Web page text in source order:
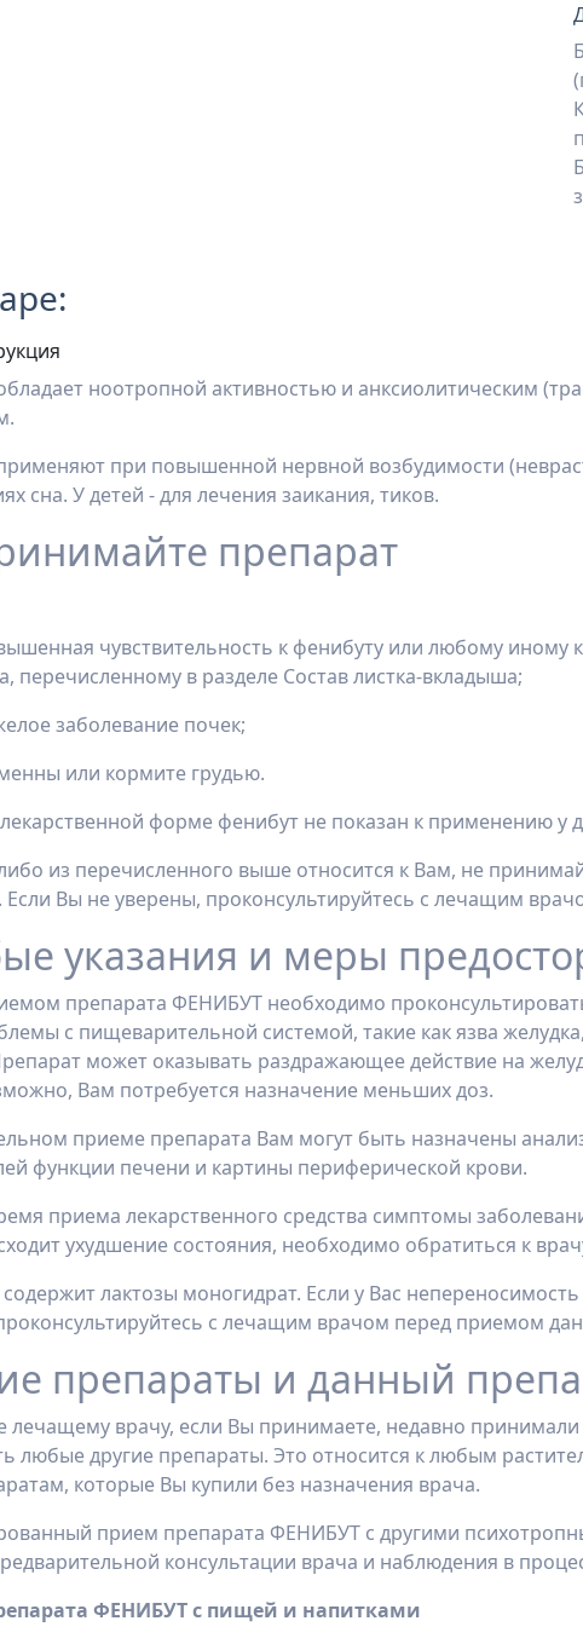
ноотропной активностью и анксиолитическим
при повышенной нервной возбудимости
сна. У детей - для лечения заикания, тиков.
препарат
чувствительность к фенибуту или любому иному
перечисленному в разделе Состав листка-вкладыша;
заболевание почек;
или кормите грудью.
форме фенибут не показан к применению у
из перечисленного выше относится к Вам, не
Если Вы не уверены, проконсультируйтесь с лечащим
указания и меры
препарата ФЕНИБУТ необходимо
с пищеварительной системой, такие как язва
может оказывать раздражающее действие на
Вам потребуется назначение меньших доз.
приеме препарата Вам могут быть назначены
функции печени и картины периферической крови.
приема лекарственного средства симптомы
ухудшение состояния, необходимо обратиться к
лактозы моногидрат. Если у Вас
с лечащим врачом перед приемом
препараты и данный
лечащему врачу, если Вы принимаете, недавно принимали
любые другие препараты. Это относится к любым
которые Вы купили без назначения врача.
прием препарата ФЕНИБУТ с другими
консультации врача и наблюдения в
ФЕНИБУТ с пищей и напитками